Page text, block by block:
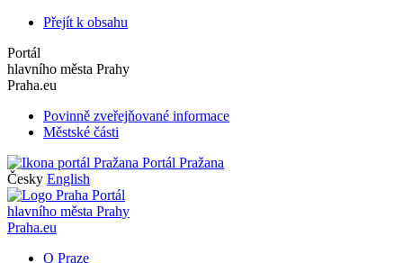
Přejít k obsahu
Portál
hlavního města Prahy
Praha.eu
Povinně zveřejňované informace
Městské části
Portál Pražana
Česky English
Portál
hlavního města Prahy
Praha.eu
O Praze